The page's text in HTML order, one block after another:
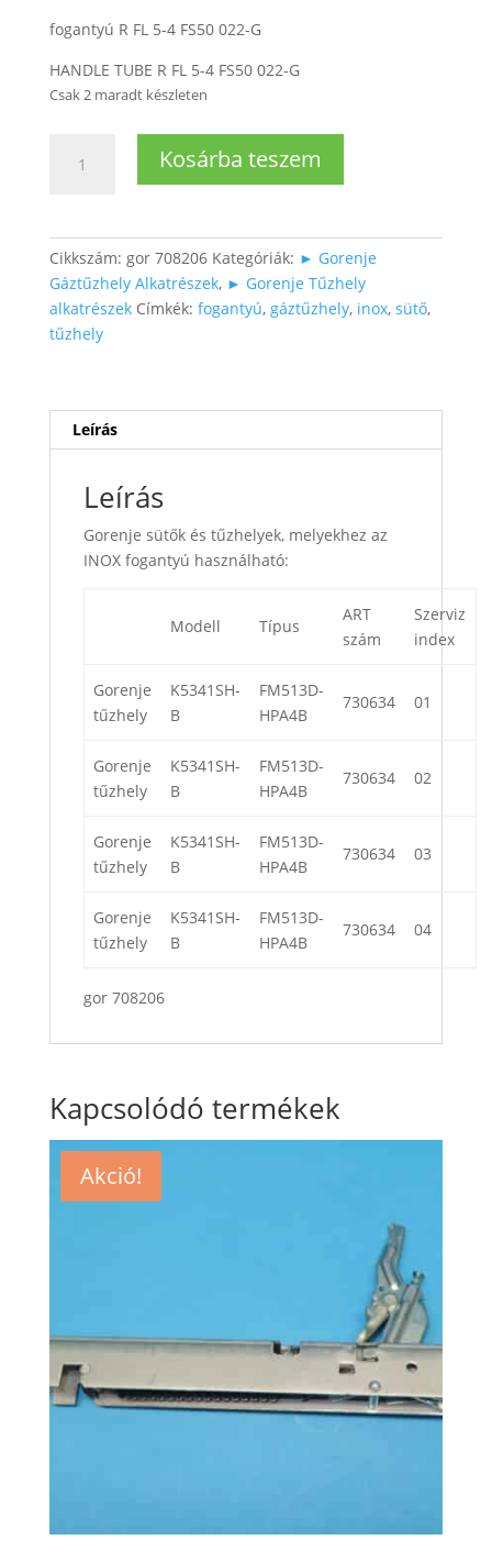
fogantyú R FL 5-4 FS50 022-G
HANDLE TUBE R FL 5-4 FS50 022-G
Csak 2 maradt készleten
fogantyú
mennyiség
Kosárba teszem
Cikkszám: gor 708206 Kategóriák: ► Gorenje
Gáztűzhely Alkatrészek, ► Gorenje Tűzhely
alkatrészek Címkék: fogantyú, gáztűzhely, inox, sütő,
tűzhely
Leírás
Leírás
Gorenje sütők és tűzhelyek, melyekhez az
INOX fogantyú használható:
Modell Típus
ART
szám
Szerviz
index
Gorenje
tűzhely
K5341SH-
B
FM513D-
HPA4B
730634 01
Gorenje
tűzhely
K5341SH-
B
FM513D-
HPA4B
730634 02
Gorenje
tűzhely
K5341SH-
B
FM513D-
HPA4B
730634 03
Gorenje
tűzhely
K5341SH-
B
FM513D-
HPA4B
730634 04
gor 708206
Kapcsolódó termékek
Akció!